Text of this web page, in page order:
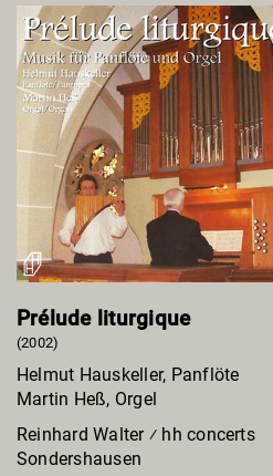
Prélude liturgique
(2002)
Helmut Hauskeller, Panflöte
Martin Heß, Orgel
Reinhard Walter ⁄ hh concerts
Sondershausen